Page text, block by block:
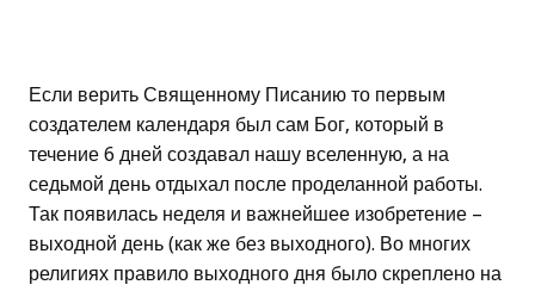
Если верить Священному Писанию то первым
создателем календаря был сам Бог, который в
течение 6 дней создавал нашу вселенную, а на
седьмой день отдыхал после проделанной работы.
Так появилась неделя и важнейшее изобретение –
выходной день (как же без выходного). Во многих
религиях правило выходного дня было скреплено на